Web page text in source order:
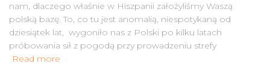
nam, dlaczego właśnie w Hiszpanii założyliśmy Waszą
polską bazę. To, co tu jest anomalią, niespotykaną od
dziesiątek lat, wygoniło nas z Polski po kilku latach
próbowania sił z pogodą przy prowadzeniu strefy
Read more